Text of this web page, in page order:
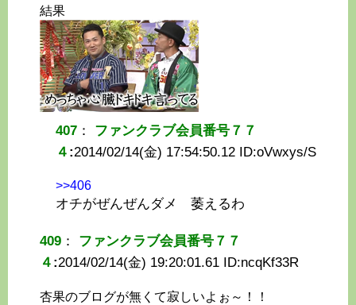
結果
407 ： ファンクラブ会員番号７７
４ :2014/02/14(金) 17:54:50.12 ID:oVwxys/S
>>406
オチがぜんぜんダメ 萎えるわ
409 ： ファンクラブ会員番号７７
４ :2014/02/14(金) 19:20:01.61 ID:ncqKf33R
杏果のブログが無くて寂しいよぉ～！！